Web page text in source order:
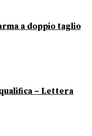
a doppio taglio
– Lettera